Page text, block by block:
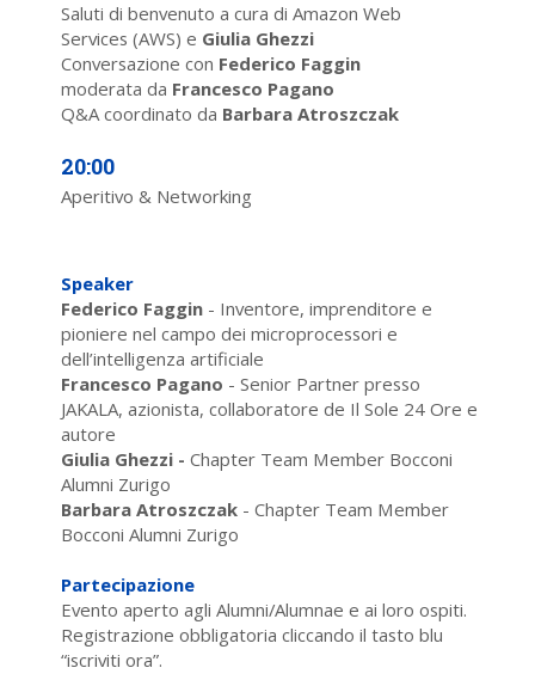
Saluti di benvenuto a cura di Amazon Web
Services (AWS) e Giulia Ghezzi
Conversazione con Federico Faggin
moderata da Francesco Pagano
Q&A coordinato da Barbara Atroszczak
20:00
Aperitivo & Networking
Speaker
Federico Faggin- Inventore, imprenditore e
pioniere nel campo dei microprocessori e
dell’intelligenza artificiale
Francesco Pagano - Senior Partner presso
JAKALA, azionista, collaboratore de Il Sole 24 Ore e
autore
Giulia Ghezzi - Chapter Team Member Bocconi
Alumni Zurigo
Barbara Atroszczak- Chapter Team Member
Bocconi Alumni Zurigo
Partecipazione
Evento aperto agli Alumni/Alumnae e ai loro ospiti.
Registrazione obbligatoria cliccando il tasto blu
“iscriviti ora”.